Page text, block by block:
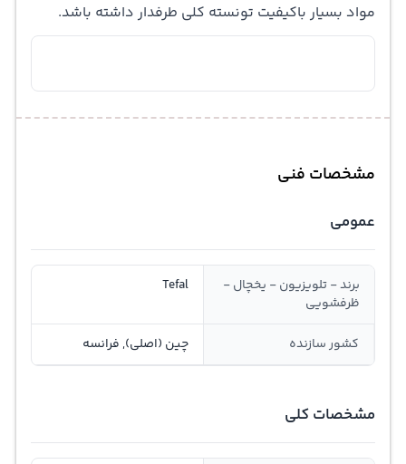
مواد بسیار باکیفیت تونسته کلی طرفدار داشته باشد.
مشخصات فنی
عمومی
برند - تلویزیون - یخچال -
ظرفشویی
Tefal
کشور سازنده چین (اصلی), فرانسه
مشخصات کلی